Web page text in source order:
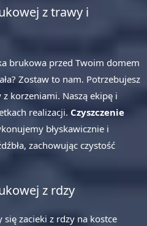
z trawy i
brukowa przed Twoim domem
Zostaw to nam. Potrzebujesz
korzeniami. Naszą ekipę i
realizacji. Czyszczenie
błyskawicznie i
zachowując czystość
z rdzy
się zacieki z rdzy na kostce